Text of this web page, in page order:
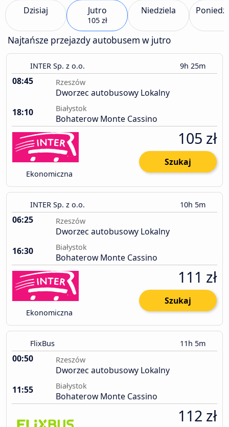
Dzisiaj Jutro
105 zł
Niedziela
Najtańsze przejazdy autobusem w jutro
INTER Sp. z o.o. 9h 25m
08:45 Rzeszów
Dworzec autobusowy Lokalny
18:10
Białystok
Bohaterow Monte Cassino
Ekonomiczna
105 zł
Szukaj
INTER Sp. z o.o. 10h 5m
06:25 Rzeszów
Dworzec autobusowy Lokalny
16:30
Białystok
Bohaterow Monte Cassino
Ekonomiczna
111 zł
Szukaj
FlixBus 11h 5m
00:50 Rzeszów
Dworzec autobusowy Lokalny
11:55
Białystok
Bohaterow Monte Cassino
112 zł